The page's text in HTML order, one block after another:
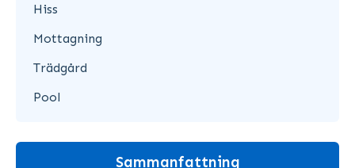
Hiss
Mottagning
Trädgård
Pool
Sammanfattning